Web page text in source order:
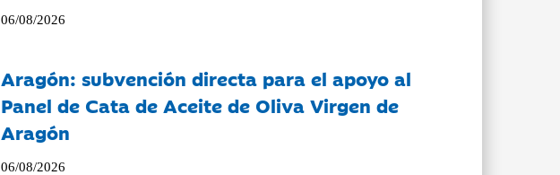
06/08/2026
Aragón: subvención directa para el apoyo al
Panel de Cata de Aceite de Oliva Virgen de
Aragón
06/08/2026